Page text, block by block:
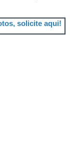
solicite aqui!